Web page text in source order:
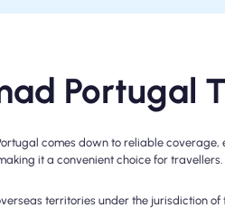
Portugal
comes down to reliable
it a convenient choice for travellers.
territories under the jurisdiction